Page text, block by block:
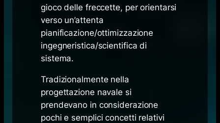
gioco delle freccette, per orientarsi
verso un’attenta
pianificazione/ottimizzazione
ingegneristica/scientifica di
sistema.
Tradizionalmente nella
progettazione navale si
prendevano in considerazione
pochi e semplici concetti relativi